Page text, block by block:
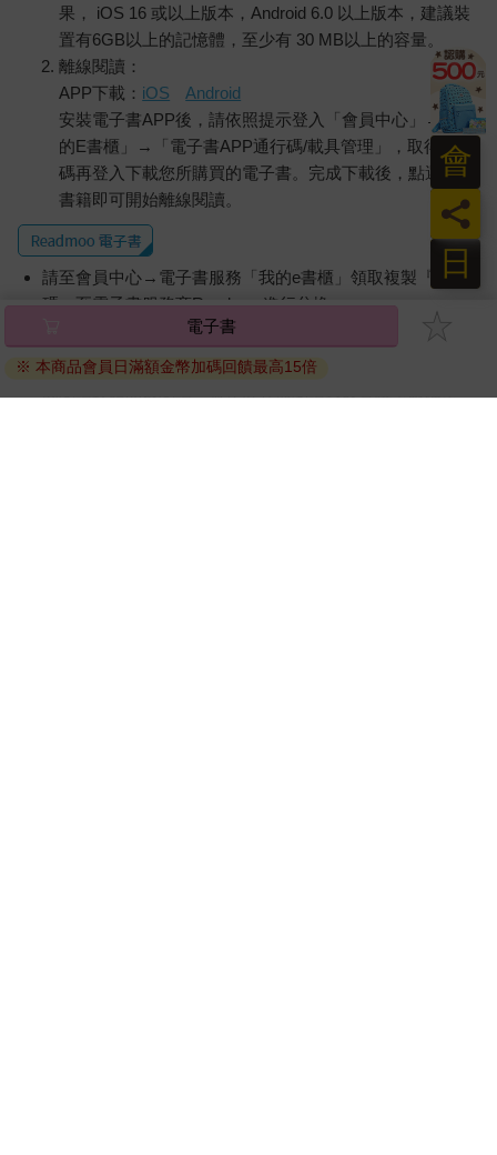
果， iOS 16 或以上版本，Android 6.0 以上版本，建議裝
置有6GB以上的記憶體，至少有 30 MB以上的容量。
離線閱讀：
APP下載： iOS
Android
安裝電子書APP後，請依照提示登入「會員中心」→「我
的E書櫃」→「電子書APP通行碼/載具管理」，取得通行
碼再登入下載您所購買的電子書。完成下載後，點選任一
書籍即可開始離線閱讀。
請至會員中心→電子書服務「我的e書櫃」領取複製『兌換
碼』至電子書服務商Readmoo進行兌換。
因版權保護，您在金石堂所購買的電子書僅能以金石堂專屬
的閱讀軟體開啟閱讀，無法以其他閱讀器或直接下載檔案。
電子書
※ 本商品會員日滿額金幣加碼回饋最高15倍
日
員
會